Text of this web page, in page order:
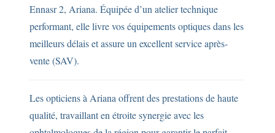
Ennasr 2, Ariana. Équipée d’un atelier technique
performant, elle livre vos équipements optiques dans les
meilleurs délais et assure un excellent service après-
vente (SAV).
Les opticiens à Ariana offrent des prestations de haute
qualité, travaillant en étroite synergie avec les